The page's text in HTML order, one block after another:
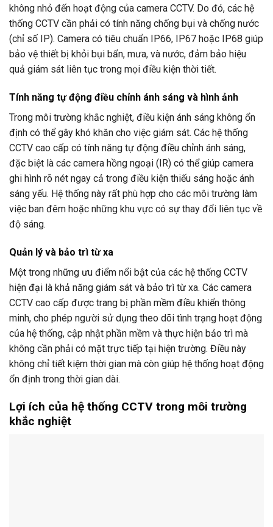
không nhỏ đến hoạt động của camera CCTV. Do đó, các hệ
thống CCTV cần phải có tính năng chống bụi và chống nước
(chỉ số IP). Camera có tiêu chuẩn IP66, IP67 hoặc IP68 giúp
bảo vệ thiết bị khỏi bụi bẩn, mưa, và nước, đảm bảo hiệu
quả giám sát liên tục trong mọi điều kiện thời tiết.
Tính năng tựđộng điều chỉnh ánh sáng và hình ảnh
Trong môi trường khắc nghiệt, điều kiện ánh sáng không ổn
định có thểgây khó khăn cho việc giám sát. Các hệ thống
CCTV cao cấp có tính năng tự động điều chỉnh ánh sáng,
đặc biệt là các camera hồng ngoại (IR) có thểgiúp camera
ghi hình rõ nét ngay cả trong điều kiện thiếu sáng hoặc ánh
sáng yếu. Hệ thống này rất phù hợp cho các môi trường làm
việc ban đêm hoặc những khu vực có sự thay đổi liên tục về
độ sáng.
Quản lý và bảo trì từxa
Một trong những ưu điểm nổi bật của các hệ thống CCTV
hiện đại là khả năng giám sát và bảo trì từ xa. Các camera
CCTV cao cấp được trang bị phần mềm điều khiển thông
minh, cho phép người sử dụng theo dõi tình trạng hoạt động
của hệ thống, cập nhật phần mềm và thực hiện bảo trì mà
không cần phải có mặt trực tiếp tại hiện trường. Điều này
không chỉ tiết kiệm thời gian mà còn giúp hệ thống hoạt động
ổn định trong thời gian dài.
Lợi ích của hệ thống CCTV trong môi trường
khắc nghiệt